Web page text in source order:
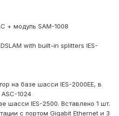
+ модуль SAM-1008
with built-in splitters IES-
на базе шасси IES-2000EE, в
1024
шасси IES-2500. Вставлено 1 шт.
с портом Gigabit Ethernet и 3